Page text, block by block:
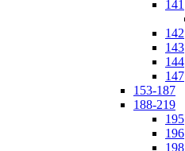
141
142
143
144
147
153-187
188-219
195
196
198